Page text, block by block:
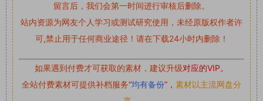
留言后，我们会第一时间进行审核后删除。
站内资源为网友个人学习或测试研究使用，未经原版权作者许
可,禁止用于任何商业途径！请在下载24小时内删除！
如果遇到付费才可获取的素材，建议升级对应的VIP。
全站付费素材可提供补档服务“均有备份”， 素材以主流网盘分